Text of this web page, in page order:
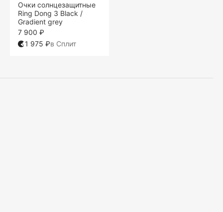
Очки солнцезащитные
Ring Dong 3 Black /
Gradient grey
7 900 ₽
1 975 ₽в Сплит